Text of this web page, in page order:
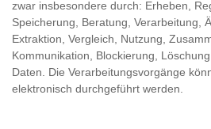
zwar insbesondere durch: Erheben,
Speicherung, Beratung, Verarbeitung,
Extraktion, Vergleich, Nutzung,
Kommunikation, Blockierung,
Daten. Die Verarbeitungsvorgänge
elektronisch durchgeführt werden.